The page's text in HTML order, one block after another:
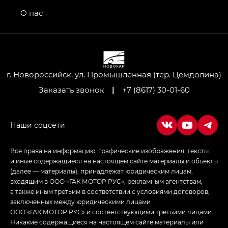
GS4 — Джи Эс 4 (GS4) в комплектациях Джи Би
привод — GB AWD, Джи Эль Полный привод —
M8 — Эм 8 (M8) в комплектациях Джи Эль — GL,
Джи Ти — GT, Джи Икс — GX,
LOUNGE
Empow — Эмпау (Empow) в комплектации
Джи Эс — GS, Джи Эль с элементы экстерьера
г. Новороссийск, ул. Промышленная (тер. Цемдолина)
Заказать звонок
| +7 (8617) 30-01-60
О нас
Все права на информацию, графические изображения, тексты
и иные содержащиеся на настоящем сайте материалы и объекты
(далее — материалы), принадлежат юридическим лицам,
входящим в ООО «ГАК МОТОР РУС», рекламным агентствам,
а также иным третьим в соответствии с условиями договоров,
заключенных между юридическими лицами
ООО «ГАК МОТОР РУС» и соответствующими третьими лицами.
Никакие содержащиеся на настоящем сайте материалы или